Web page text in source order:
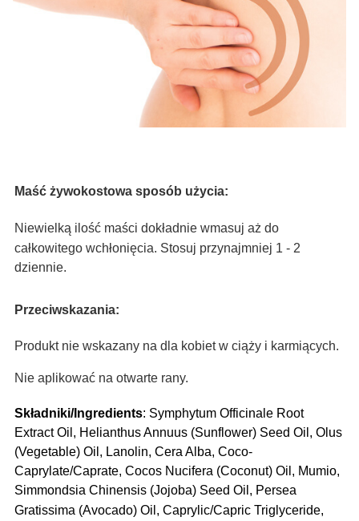
Maść żywokostowa sposób użycia:
Niewielką ilość maści dokładnie wmasuj aż do
całkowitego wchłonięcia. Stosuj przynajmniej 1 - 2
dziennie.
Przeciwskazania:
Produkt nie wskazany na dla kobiet w ciąży i karmiących.
Nie aplikować na otwarte rany.
Składniki/Ingredients: Symphytum Officinale Root
Extract Oil, Helianthus Annuus (Sunflower) Seed Oil, Olus
(Vegetable) Oil, Lanolin, Cera Alba, Coco-
Caprylate/Caprate, Cocos Nucifera (Coconut) Oil, Mumio,
Simmondsia Chinensis (Jojoba) Seed Oil, Persea
Gratissima (Avocado) Oil, Caprylic/Capric Triglyceride,